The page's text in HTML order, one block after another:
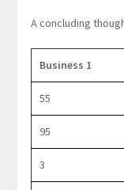
A concluding
Business 1
55
95
3